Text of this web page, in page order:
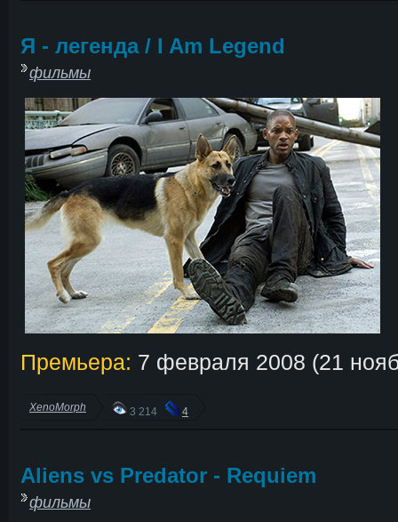
Я - легенда / I Am Legend
фильмы
Премьера: 7 февраля 2008 (21
XenoMorph 3 214 4
Aliens vs Predator - Requiem
фильмы